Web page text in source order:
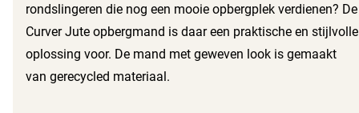
rondslingeren die nog een mooie opbergplek verdienen? De
Curver Jute opbergmand is daar een praktische en stijlvolle
oplossing voor. De mand met geweven look is gemaakt
van gerecycled materiaal.